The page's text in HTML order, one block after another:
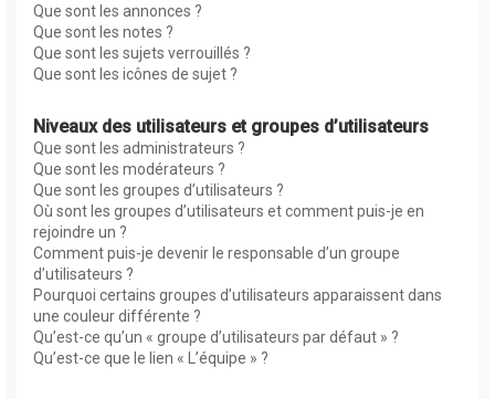
Que sont les annonces ?
Que sont les notes ?
Que sont les sujets verrouillés ?
Que sont les icônes de sujet ?
Niveaux des utilisateurs et groupes d’utilisateurs
Que sont les administrateurs ?
Que sont les modérateurs ?
Que sont les groupes d’utilisateurs ?
Où sont les groupes d’utilisateurs et comment puis-je en
rejoindre un ?
Comment puis-je devenir le responsable d’un groupe
d’utilisateurs ?
Pourquoi certains groupes d’utilisateurs apparaissent dans
une couleur différente ?
Qu’est-ce qu’un « groupe d’utilisateurs par défaut » ?
Qu’est-ce que le lien « L’équipe » ?